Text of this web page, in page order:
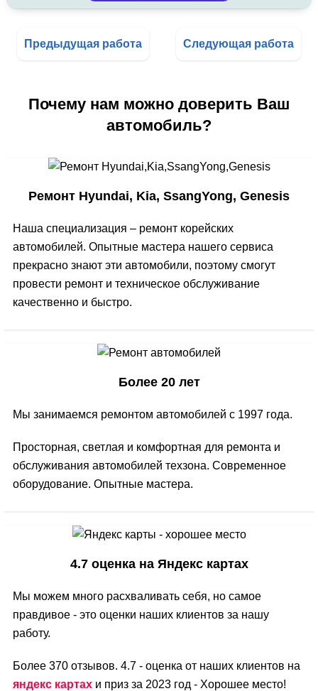
Предыдущая работа Следующая работа
Почему нам можно доверить Ваш
автомобиль?
Ремонт Hyundai, Kia, SsangYong, Genesis
Наша специализация – ремонт корейских
автомобилей. Опытные мастера нашего сервиса
прекрасно знают эти автомобили, поэтому смогут
провести ремонт и техническое обслуживание
качественно и быстро.
Более 20 лет
Мы занимаемся ремонтом автомобилей с 1997 года.
Просторная, светлая и комфортная для ремонта и
обслуживания автомобилей техзона. Современное
оборудование. Опытные мастера.
4.7 оценка на Яндекс картах
Мы можем много расхваливать себя, но самое
правдивое - это оценки наших клиентов за нашу
работу.
Более 370 отзывов. 4.7 - оценка от наших клиентов на
яндекс картах и приз за 2023 год - Хорошее место!